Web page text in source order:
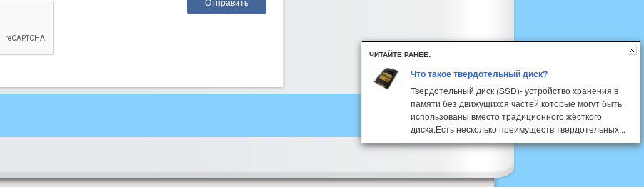
ЧИТАЙТЕ РАНЕЕ:
Что такое твердотельный диск?
Твердотельный диск (SSD)- устройство хранения в
памяти без движущихся частей,которые могут быть
использованы вместо традиционного жёсткого
диска.Есть несколько преимуществ твердотельных...